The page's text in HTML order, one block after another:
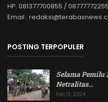
HP. 081377700855 /
Email :
POSTING TERPOPULER
Selama Pemilu
Netralitas…
Feb 13, 2024